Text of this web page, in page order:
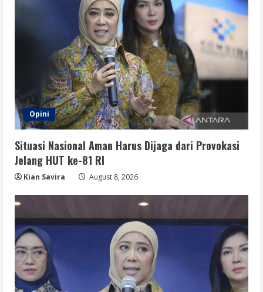
Opini
Situasi Nasional Aman Harus Dijaga dari Provokasi
Jelang HUT ke-81 RI
Kian Savira August 8, 2026